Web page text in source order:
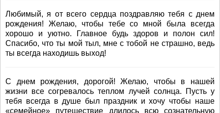
Любимый, я от всего сердца поздравляю тебя с днем
рождения! Желаю, чтобы тебе со мной была всегда
хорошо и уютно. Главное будь здоров и полон сил!
Спасибо, что ты мой тыл, мне с тобой не страшно, ведь
ты всегда находишь выход!
С днем рождения, дорогой! Желаю, чтобы в нашей
жизни все согревалось теплом лучей солнца. Пусть у
тебя всегда в душе был праздник и хочу чтобы наше
«семейное» путешествие длилось всю сознательную